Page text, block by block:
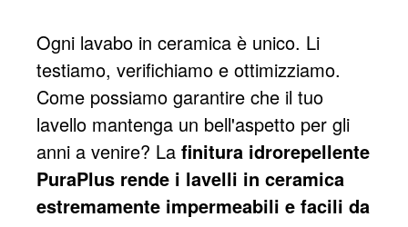
Ogni lavabo in ceramica è unico. Li
testiamo, verifichiamo e ottimizziamo.
Come possiamo garantire che il tuo
lavello mantenga un bell'aspetto per gli
anni a venire? La finitura idrorepellente
PuraPlus rende i lavelli in ceramica
estremamente impermeabili e facili da